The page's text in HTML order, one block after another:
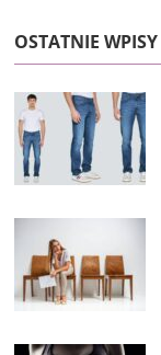
OSTATNIE WPISY